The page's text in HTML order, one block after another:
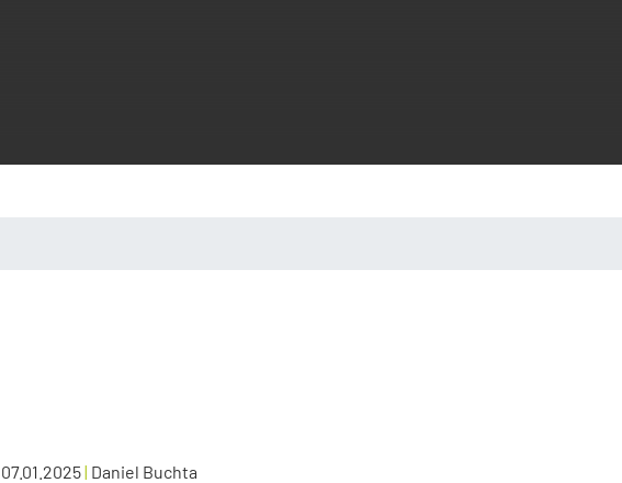
07.01.2025| Daniel Buchta